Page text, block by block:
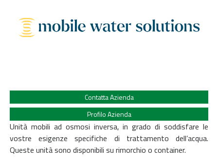
Contatta Azienda
Profilo Azienda
Unità mobili ad osmosi inversa, in grado di soddisfare le
vostre esigenze specifiche di trattamento dell’acqua.
Queste unità sono disponibili su rimorchio o container.